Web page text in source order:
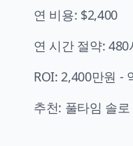
연 비용: $2,400
연 시간 절약:
ROI: 2,400만원 -
추천: 풀타임 솔로